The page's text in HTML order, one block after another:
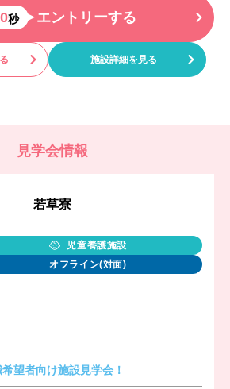
秒 エントリーする
施設詳細を見る
見学会情報
若草寮
児童養護施設
オフライン(対面)
望者向け施設見学会！